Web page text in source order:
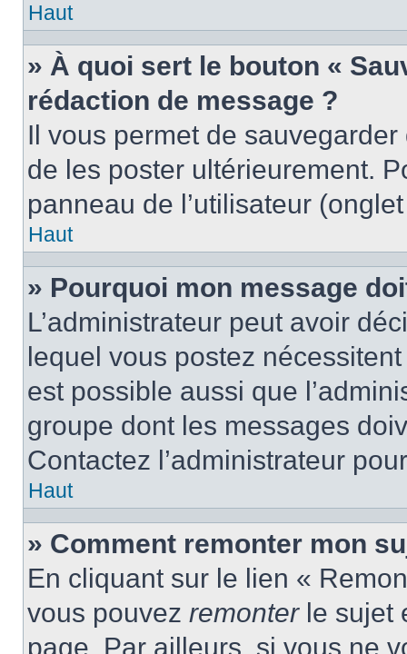
Haut
» À quoi sert le bouton «
rédaction de message ?
Il vous permet de
de les poster ultérieurement.
panneau de l’utilisateur
Haut
» Pourquoi mon message
L’administrateur peut avoir
lequel vous postez
est possible aussi que
groupe dont les messages
Contactez l’administrateur
Haut
» Comment remonter mon
En cliquant sur le lien «
vous pouvez remonterle sujet
page. Par ailleurs, si vous ne